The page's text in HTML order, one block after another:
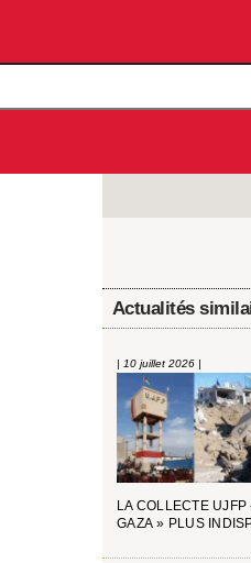
Actualités
| 10 juillet 2026 |
LA COLLECTE
GAZA » PLUS